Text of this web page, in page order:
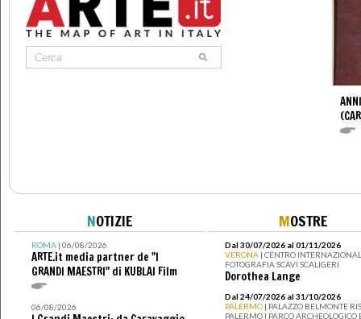
NOTIZIE
ROMA| 06/08/2026
ARTE.it media partner de "I
GRANDI MAESTRI" di KUBLAI Film
06/08/2026
MOSTRE
Dal 30/07/2026 al 01/11/2026
VERONA | CENTRO
FOTOGRAFIA SCAVI SCALIGERI
Dorothea Lange
Dal 24/07/2026 al 31/10/2026
PALERMO | PALAZZO BELMONTE
PALERMO I PARCO ARCHEOLOGICO